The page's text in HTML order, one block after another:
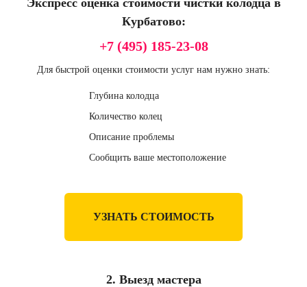
Курбатово:
+7 (495) 185-23-08
Для быстрой оценки стоимости услуг нам нужно знать:
Глубина колодца
Количество колец
Описание проблемы
Сообщить ваше местоположение
УЗНАТЬ СТОИМОСТЬ
2. Выезд мастера